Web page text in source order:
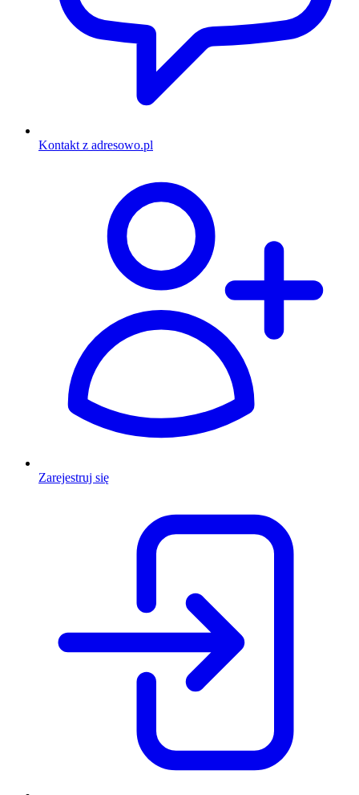
Kontakt z adresowo.pl
Zarejestruj się